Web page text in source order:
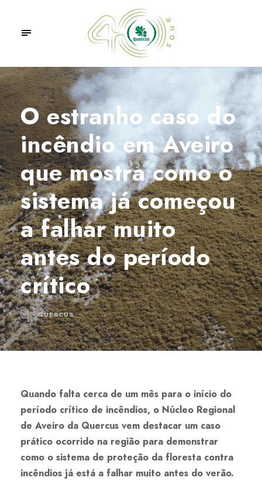
O estranho caso do
incêndio em Aveiro
que mostra como o
sistema já começou
a falhar muito
antes do período
crítico
QUERCUS
Quando falta cerca de um mês para o início do
período crítico de incêndios, o Núcleo Regional
de Aveiro da Quercus vem destacar um caso
prático ocorrido na região para demonstrar
como o sistema de proteção da floresta contra
incêndios já está a falhar muito antes do verão.